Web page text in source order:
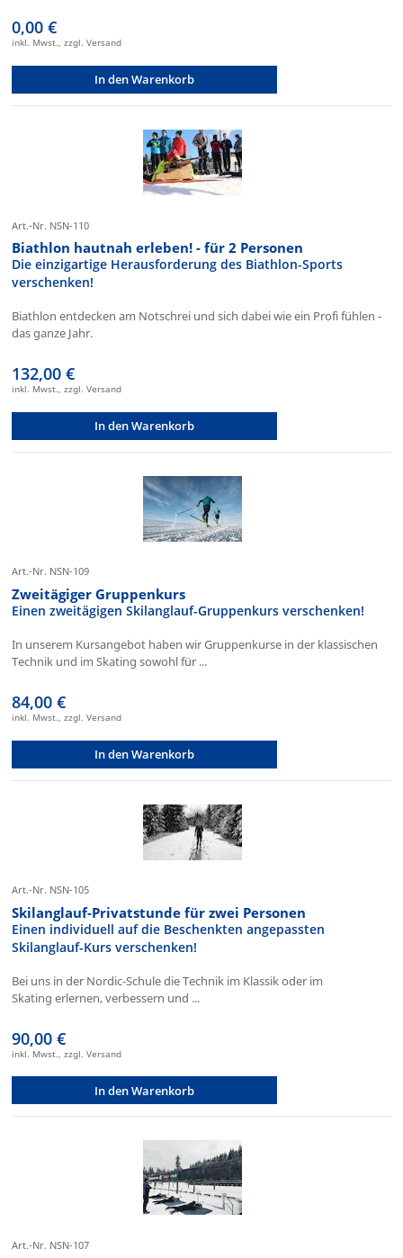
0,00 €
inkl. Mwst., zzgl. Versand
In den Warenkorb
Art.-Nr. NSN-110
Biathlon hautnah erleben! - für 2 Personen
Die einzigartige Herausforderung des Biathlon-Sports
verschenken!
Biathlon entdecken am Notschrei und sich dabei wie ein Profi fühlen -
das ganze Jahr.
132,00 €
inkl. Mwst., zzgl. Versand
In den Warenkorb
Art.-Nr. NSN-109
Zweitägiger Gruppenkurs
Einen zweitägigen Skilanglauf-Gruppenkurs verschenken!
In unserem Kursangebot haben wir Gruppenkurse in der klassischen
Technik und im Skating sowohl für ...
84,00 €
inkl. Mwst., zzgl. Versand
In den Warenkorb
Art.-Nr. NSN-105
Skilanglauf-Privatstunde für zwei Personen
Einen individuell auf die Beschenkten angepassten
Skilanglauf-Kurs verschenken!
Bei uns in der Nordic-Schule die Technik im Klassik oder im
Skating erlernen, verbessern und ...
90,00 €
inkl. Mwst., zzgl. Versand
In den Warenkorb
Art.-Nr. NSN-107